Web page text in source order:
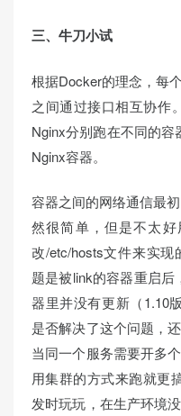
三、牛刀小试
根据Docker的理念，每
之间通过接口相互协作
Nginx分别跑在不同的
Nginx容器。
容器之间的网络通信最
然很简单，但是不太
改/etc/hosts文件来实
题是被link的容器重启
器里并没有更新（1.10
是否解决了这个问题，
当同一个服务需要开多
用集群的方式来跑就更
发时玩玩，在生产环境